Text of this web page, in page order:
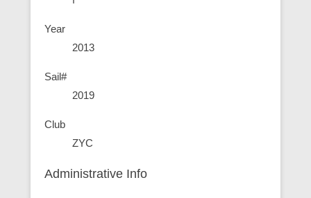
Year
2013
Sail#
2019
Club
ZYC
Administrative Info